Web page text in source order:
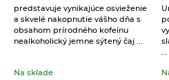
predstavuje vynikajúce osvieženie
a skvelé nakopnutie vášho dňa s
obsahom prírodného kofeínu
nealkoholický jemne sýtený čaj ...
Na sklade
...